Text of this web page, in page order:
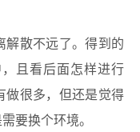
解散不远了。得到的
且看后面怎样进行
做很多，但还是觉得
要换个环境。